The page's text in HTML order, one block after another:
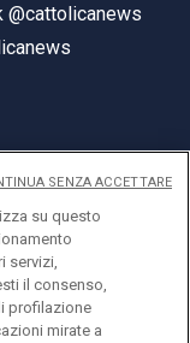
@cattolicanews
su questo
servizi,
il consenso,
profilazione
mirate a
SENZA ACCETTARE